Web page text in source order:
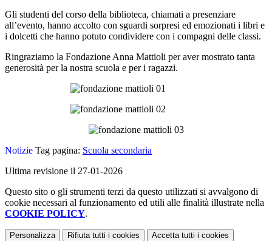
Gli studenti del corso della biblioteca, chiamati a presenziare
all’evento, hanno accolto con sguardi sorpresi ed emozionati i libri e
i dolcetti che hanno potuto condividere con i compagni delle classi.
Ringraziamo la Fondazione Anna Mattioli per aver mostrato tanta
generosità per la nostra scuola e per i ragazzi.
Notizie Tag pagina: Scuola secondaria
Ultima revisione il 27-01-2026
Questo sito o gli strumenti terzi da questo utilizzati si avvalgono di
cookie necessari al funzionamento ed utili alle finalità illustrate nella
COOKIE POLICY.
Personalizza Rifiuta tutti i cookies Accetta tutti i cookies